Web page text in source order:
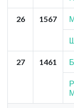
26 1567
27 1461